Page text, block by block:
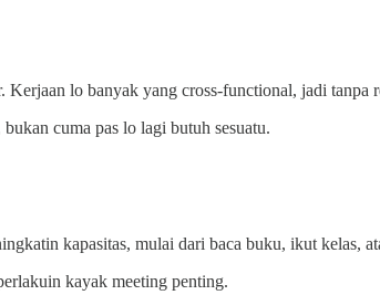
Kerjaan lo banyak yang cross-functional, jadi tanpa
cuma pas lo lagi butuh sesuatu.
kapasitas, mulai dari baca buku, ikut kelas,
kayak meeting penting.